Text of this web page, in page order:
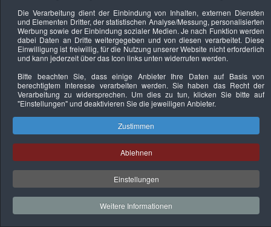
Keine Termine
Datenschutzerklärung Urheberrechtsnachweise Nachhaltigkeit
Copyright © 2026. Bundesverband Deutscher
Sachverständiger und Fachgutachter e.V..
Die Verarbeitung dient der Einbindung von Inhalten, externen Diensten
und Elementen Dritter, der statistischen Analyse/Messung, personalisierten
Werbung sowie der Einbindung sozialer Medien. Je nach Funktion werden
dabei Daten an Dritte weitergegeben und von diesen verarbeitet. Diese
Einwilligung ist freiwillig, für die Nutzung unserer Website nicht erforderlich
und kann jederzeit über das Icon links unten widerrufen werden.
Bitte beachten Sie, dass einige Anbieter Ihre Daten auf Basis von
berechtigtem Interesse verarbeiten werden. Sie haben das Recht der
Verarbeitung zu widersprechen. Um dies zu tun, klicken Sie bitte auf
"Einstellungen"und deaktivieren Sie die jeweiligen Anbieter.
Zustimmen
Ablehnen
Einstellungen
Weitere Informationen